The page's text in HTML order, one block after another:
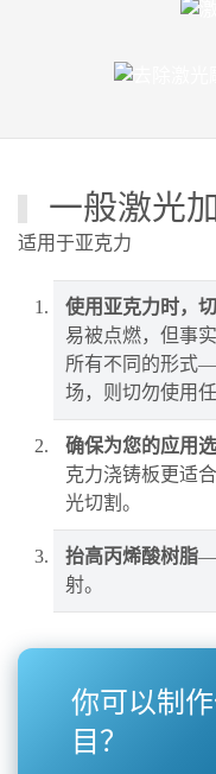
一般激光
适用于亚克力
使用亚克力时，
易被点燃，但事
所有不同的形式
场，则切勿使用
确保为您的应用
克力浇铸板更适
光切割。
抬高丙烯酸树脂
射。
你可以制
目？